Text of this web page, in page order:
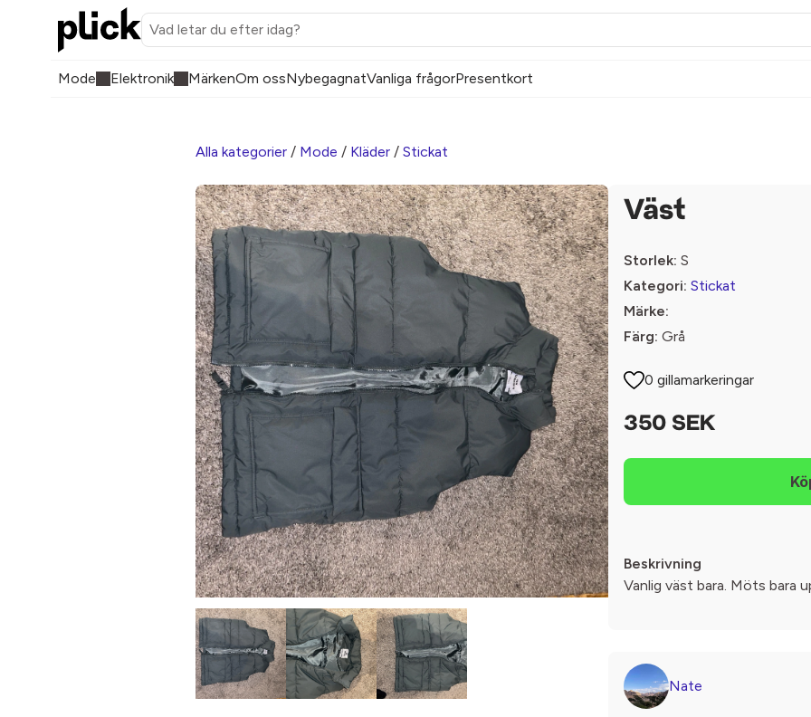
Mode Elektronik MärkenOm ossNybegagnatVanliga frågorPresentkort
Alla kategorier / Mode / Kläder / Stickat
Väst
Storlek: S
Kategori: Stickat
Märke:
Färg: Grå
0 gillamarkeringar
350 SEK
Beskrivning
Vanlig väst bara. Möts bara
Nate